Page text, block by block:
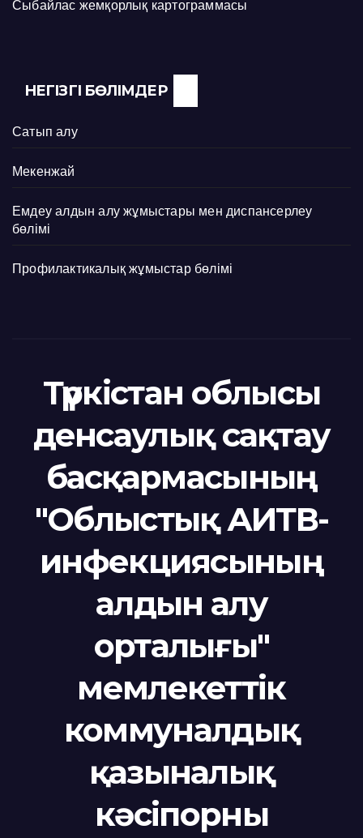
Сыбайлас жемқорлық картограммасы
НЕГІЗГІ БӨЛІМДЕР
Сатып алу
Мекенжай
Емдеу алдын алу жұмыстары мен диспансерлеу
бөлімі
Профилактикалық жұмыстар бөлімі
Түркістан облысы
денсаулық сақтау
басқармасының
"Облыстық АИТВ-
инфекциясының
алдын алу
орталығы"
мемлекеттік
коммуналдық
қазыналық
кәсіпорны